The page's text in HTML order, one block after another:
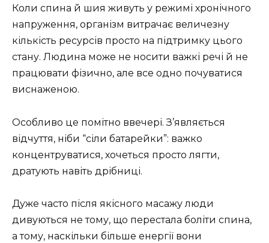
Коли спина й шия живуть у режимі хронічного
напруження, організм витрачає величезну
кількість ресурсів просто на підтримку цього
стану. Людина може не носити важкі речі й не
працювати фізично, але все одно почуватися
виснаженою.
Особливо це помітно ввечері. З’являється
відчуття, ніби “сіли батарейки”: важко
концентруватися, хочеться просто лягти,
дратують навіть дрібниці.
Дуже часто після якісного масажу люди
дивуються не тому, що перестала боліти спина,
а тому, наскільки більше енергії вони